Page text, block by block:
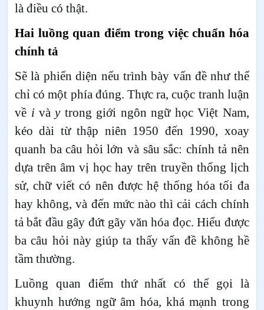
là điều có thật.
Hai luồng quan điểm trong việc chuẩn hóa
chính tả
Sẽ là phiến diện nếu trình bày vấn đề như thể
chỉ có một phía đúng. Thực ra, cuộc tranh luận
về ivàytrong giới ngôn ngữ học Việt Nam,
kéo dài từ thập niên 1950 đến 1990, xoay
quanh ba câu hỏi lớn và sâu sắc: chính tả nên
dựa trên âm vị học hay trên truyền thống lịch
sử, chữ viết có nên được hệ thống hóa tối đa
hay không, và đến mức nào thì cải cách chính
tả bắt đầu gây đứt gãy văn hóa đọc. Hiểu được
ba câu hỏi này giúp ta thấy vấn đề không hề
tầm thường.
Luồng quan điểm thứ nhất có thể gọi là
khuynh hướng ngữ âm hóa, khá mạnh trong